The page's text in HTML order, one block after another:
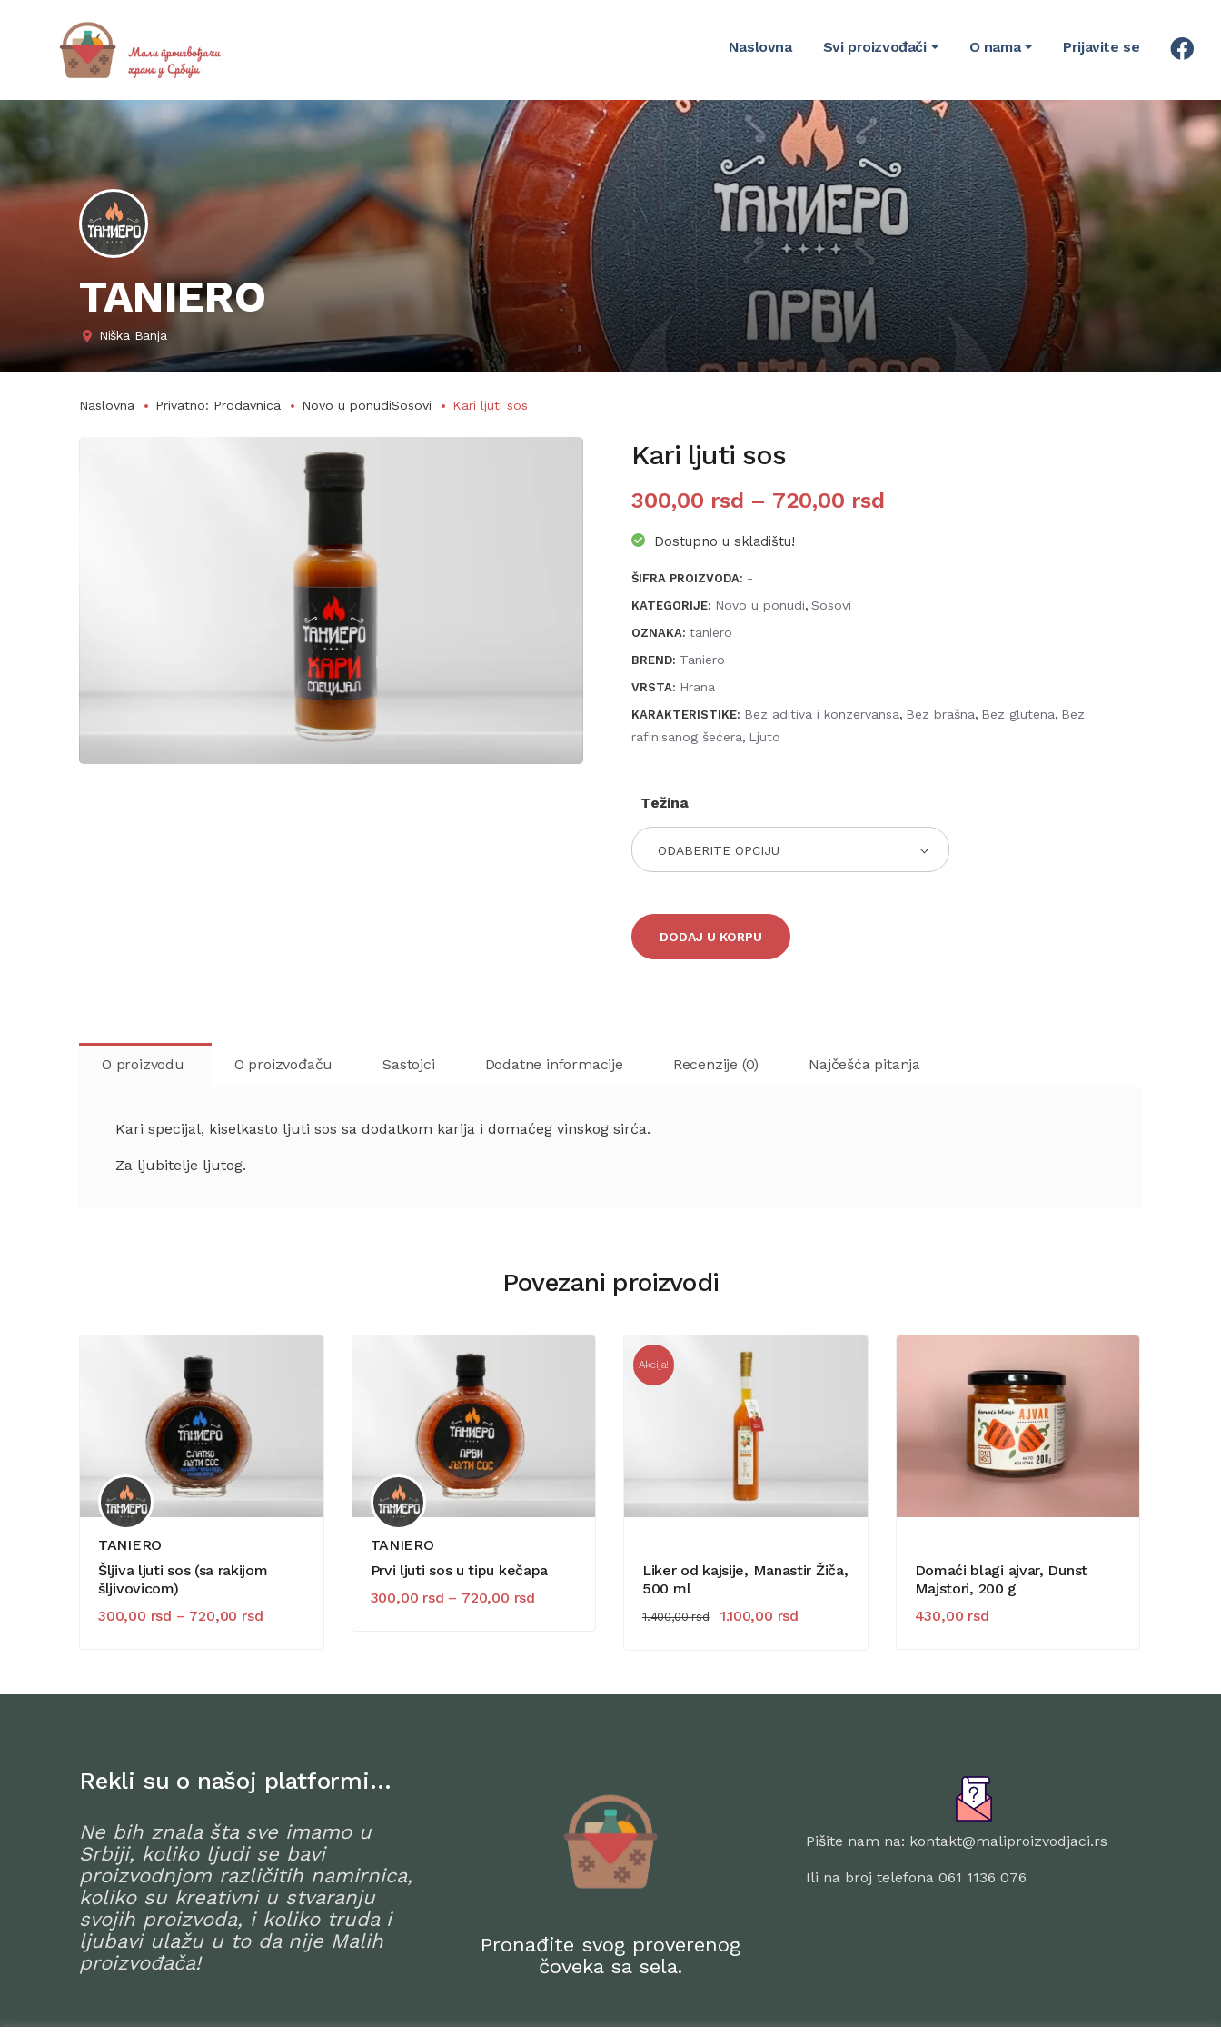
Naslovna Svi proizvođači O nama Prijavite se
TANIERO
Niška Banja
Naslovna Privatno: Prodavnica Novo u ponudiSosovi Kari ljuti sos
Kari ljuti sos
300,00 rsd – 720,00 rsd
Dostupno u skladištu!
ŠIFRA PROIZVODA: -
KATEGORIJE: Novo u ponudi,Sosovi
OZNAKA:taniero
BREND: Taniero
VRSTA: Hrana
KARAKTERISTIKE: Bez aditiva i konzervansa, Bez brašna, Bez glutena, Bez
rafinisanog šećera, Ljuto
Težina
ODABERITE OPCIJU
DODAJ U KORPU
O proizvodu O proizvođaču Sastojci Dodatne informacije Recenzije (0) Najčešća pitanja
Kari specijal, kiselkasto ljuti sos sa dodatkom karija i domaćeg vinskog sirća.
Za ljubitelje ljutog.
Povezani proizvodi
TANIERO
Šljiva ljuti sos (sa rakijom
šljivovicom)
300,00 rsd – 720,00 rsd
TANIERO
Prvi ljuti sos u tipu kečapa
300,00 rsd – 720,00 rsd
Akcija!
Liker od kajsije, Manastir Žiča,
500 ml
1.400,00rsd Originalna cena je bila: 1.400,00 rsd.
1.100,00 rsd Trenutna cena je: 1.100,00 rsd.
Domaći blagi ajvar, Dunst
Majstori, 200 g
430,00 rsd
Rekli su o našoj platformi…
Ne bih znala šta sve imamo u
Srbiji, koliko ljudi se bavi
proizvodnjom različitih namirnica,
koliko su kreativni u stvaranju
svojih proizvoda, i koliko truda i
ljubavi ulažu u to da nije Malih
proizvođača!
Pronađite svog proverenog
čoveka sa sela.
Pišite nam na: kontakt@maliproizvodjaci.rs
Ili na broj telefona 061 1136 076